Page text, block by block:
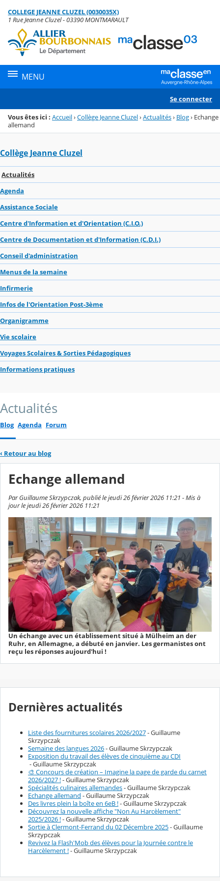
Menu de la rubrique
Contenu
COLLEGE JEANNE CLUZEL (0030035X)
1 Rue Jeanne Cluzel - 03390 MONTMARAULT
MENU
Se connecter
Vous êtes ici : Accueil›Collège Jeanne Cluzel›Actualités› Blog› Echange
allemand
Collège Jeanne Cluzel
Actualités
Agenda
Assistance Sociale
Centre d'Information et d'Orientation (C.I.O.)
Centre de Documentation et d'Information (C.D.I.)
Conseil d'administration
Menus de la semaine
Infirmerie
Infos de l'Orientation Post-3ème
Organigramme
Vie scolaire
Voyages Scolaires & Sorties Pédagogiques
Informations pratiques
Actualités
Blog Agenda Forum
‹ Retour au blog
Echange allemand
Par Guillaume Skrzypczak, publié le jeudi 26 février 2026 11:21 - Mis à
jour le jeudi 26 février 2026 11:21
Un échange avec un établissement situé à Mülheim an der
Ruhr, en Allemagne, a débuté en janvier. Les germanistes ont
reçu les réponses aujourd'hui !
Dernières actualités
Liste des fournitures scolaires 2026/2027- Guillaume
Skrzypczak
Semaine des langues 2026- Guillaume Skrzypczak
Exposition du travail des élèves de cinquième au CDI
- Guillaume Skrzypczak
🎨 Concours de création – Imagine la page de garde du carnet
2026/2027 !- Guillaume Skrzypczak
Spécialités culinaires allemandes- Guillaume Skrzypczak
Echange allemand - Guillaume Skrzypczak
Des livres plein la boîte en 6eB !- Guillaume Skrzypczak
Découvrez la nouvelle affiche "Non Au Harcèlement"
2025/2026 !- Guillaume Skrzypczak
Sortie à Clermont-Ferrand du 02 Décembre 2025- Guillaume
Skrzypczak
Revivez la Flash'Mob des élèves pour la Journée contre le
Harcèlement !- Guillaume Skrzypczak